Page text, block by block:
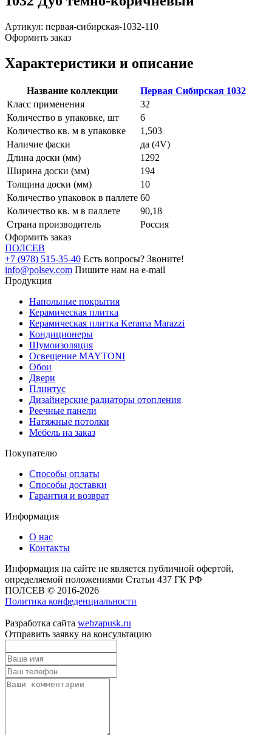
Артикул: первая-сибирская-1032-110
Оформить заказ
Характеристики и описание
Название коллекции
Первая Сибирская 1032
Класс применения
32
Количество в упаковке, шт
6
Количество кв. м в упаковке
1,503
Наличие фаски
да (4V)
Длина доски (мм)
1292
Ширина доски (мм)
194
Толщина доски (мм)
10
Количество упаковок в паллете 60
Количество кв. м в паллете
90,18
Страна производитель
Россия
Оформить заказ
ПОЛСЕВ
+7 (978) 515-35-40 Есть вопросы? Звоните!
info@polsev.com Пишите нам на e-mail
Продукция
Напольные покрытия
Керамическая плитка
Керамическая плитка Kerama Marazzi
Кондиционеры
Шумоизоляция
Освещение MAYTONI
Обои
Двери
Плинтус
Дизайнерские радиаторы отопления
Реечные панели
Натяжные потолки
Мебель на заказ
Покупателю
Способы оплаты
Способы доставки
Гарантия и возврат
Информация
О нас
Контакты
Информация на сайте не является публичной офертой,
определяемой положениями Статьи 437 ГК РФ
ПОЛСЕВ © 2016-2026
Политика конфеденциальности
Разработка сайта webzapusk.ru
Отправить заявку на консультацию